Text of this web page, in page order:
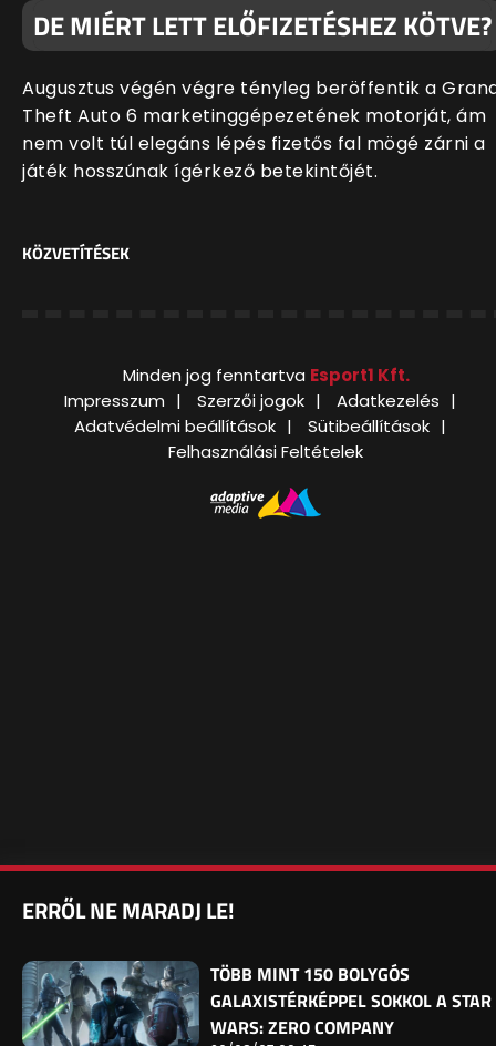
DE MIÉRT LETT ELŐFIZETÉSHEZ KÖTVE?
Augusztus végén végre tényleg beröffentik a
Theft Auto 6 marketinggépezetének motorját, ám
nem volt túl elegáns lépés fizetős fal mögé zárni a
játék hosszúnak ígérkező betekintőjét.
KÖZVETÍTÉSEK
Minden jog fenntartva Esport1 Kft.
Impresszum
Szerzői jogok
Adatkezelés
Adatvédelmi beállítások
Sütibeállítások
Felhasználási Feltételek
ERRŐL NE MARADJ LE!
TÖBB MINT 150 BOLYGÓS
GALAXISTÉRKÉPPEL SOKKOL A STAR
WARS: ZERO COMPANY